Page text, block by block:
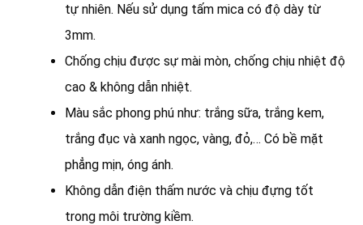
tự nhiên. Nếu sử dụng tấm mica có độ dày từ
3mm.
Chống chịu được sự mài mòn, chống chịu nhiệt độ
cao & không dẫn nhiệt.
Màu sắc phong phú như: trắng sữa, trắng kem,
trắng đục và xanh ngọc, vàng, đỏ,… Có bề mặt
phẳng mịn, óng ánh.
Không dẫn điện thấm nước và chịu đựng tốt
trong môi trường kiềm.